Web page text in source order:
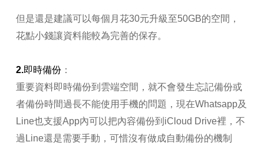
但是還是建議可以每個月花30元升級至50GB的空間，
花點小錢讓資料能較為完善的保存。
2.即時備份：
重要資料即時備份到雲端空間，就不會發生忘記備份或
者備份時間過長不能使用手機的問題，現在Whatsapp及
Line也支援App內可以把內容備份到iCloud Drive裡，不
過Line還是需要手動，可惜沒有做成自動備份的機制